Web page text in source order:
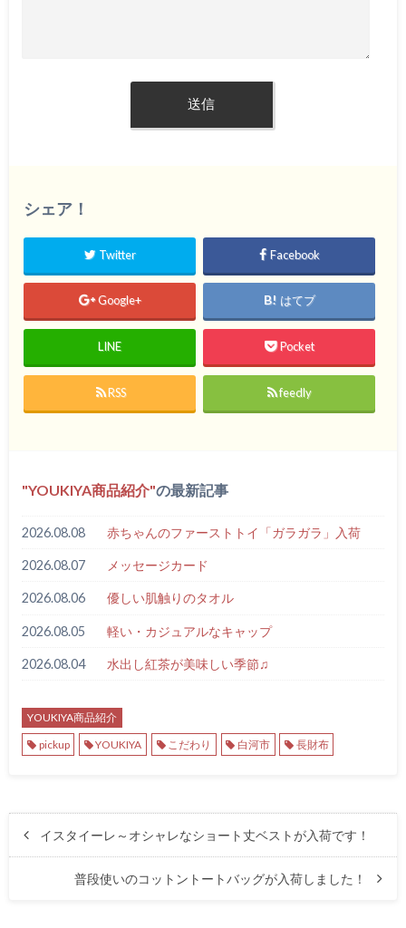
シェア！
Twitter Facebook
Google+ はてブ
LINE Pocket
RSS feedly
YOUKIYA商品紹介 の最新記事
2026.08.08 赤ちゃんのファーストトイ「ガラガラ」入荷
2026.08.07 メッセージカード
2026.08.06 優しい肌触りのタオル
2026.08.05 軽い・カジュアルなキャップ
2026.08.04 水出し紅茶が美味しい季節♫
YOUKIYA商品紹介
pickup
YOUKIYA こだわり 白河市 長財布
イスタイーレ～オシャレなショート丈ベストが入荷です！
普段使いのコットントートバッグが入荷しました！